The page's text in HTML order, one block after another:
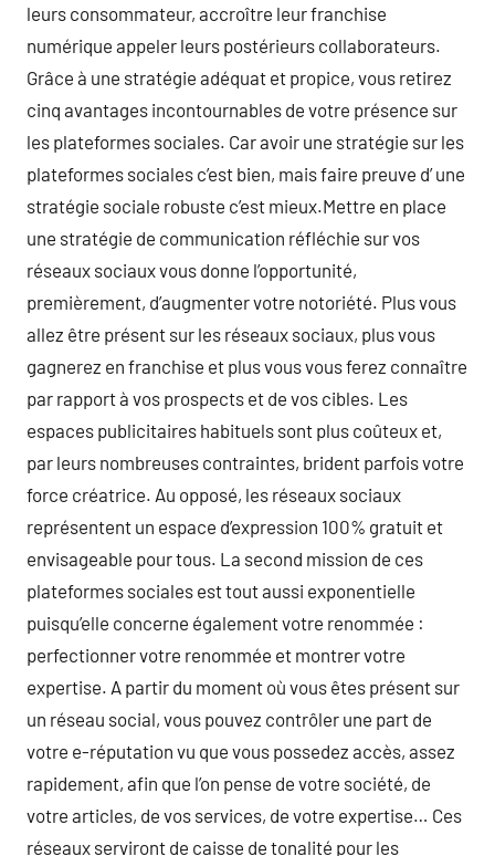
leurs consommateur, accroître leur franchise
numérique appeler leurs postérieurs collaborateurs.
Grâce à une stratégie adéquat et propice, vous retirez
cinq avantages incontournables de votre présence sur
les plateformes sociales. Car avoir une stratégie sur les
plateformes sociales c’est bien, mais faire preuve d’ une
stratégie sociale robuste c’est mieux.Mettre en place
une stratégie de communication réfléchie sur vos
réseaux sociaux vous donne l’opportunité,
premièrement, d’augmenter votre notoriété. Plus vous
allez être présent sur les réseaux sociaux, plus vous
gagnerez en franchise et plus vous vous ferez connaître
par rapport à vos prospects et de vos cibles. Les
espaces publicitaires habituels sont plus coûteux et,
par leurs nombreuses contraintes, brident parfois votre
force créatrice. Au opposé, les réseaux sociaux
représentent un espace d’expression 100% gratuit et
envisageable pour tous. La second mission de ces
plateformes sociales est tout aussi exponentielle
puisqu’elle concerne également votre renommée :
perfectionner votre renommée et montrer votre
expertise. A partir du moment où vous êtes présent sur
un réseau social, vous pouvez contrôler une part de
votre e-réputation vu que vous possedez accès, assez
rapidement, afin que l’on pense de votre société, de
votre articles, de vos services, de votre expertise… Ces
réseaux serviront de caisse de tonalité pour les